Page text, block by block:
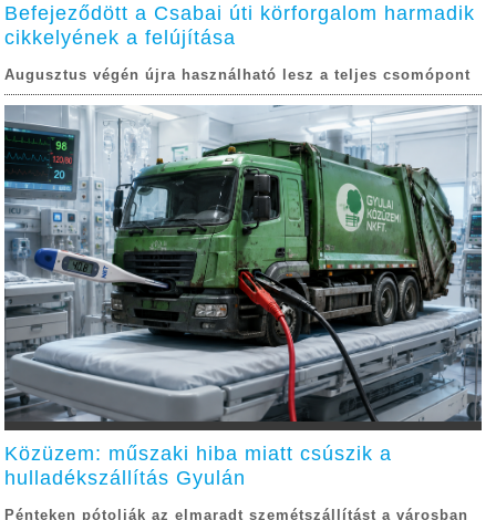
Befejeződött a Csabai úti körforgalom harmadik
cikkelyének a felújítása
Augusztus végén újra használható lesz a teljes csomópont
Közüzem: műszaki hiba miatt csúszik a
hulladékszállítás Gyulán
Pénteken pótolják az elmaradt szemétszállítást a városban